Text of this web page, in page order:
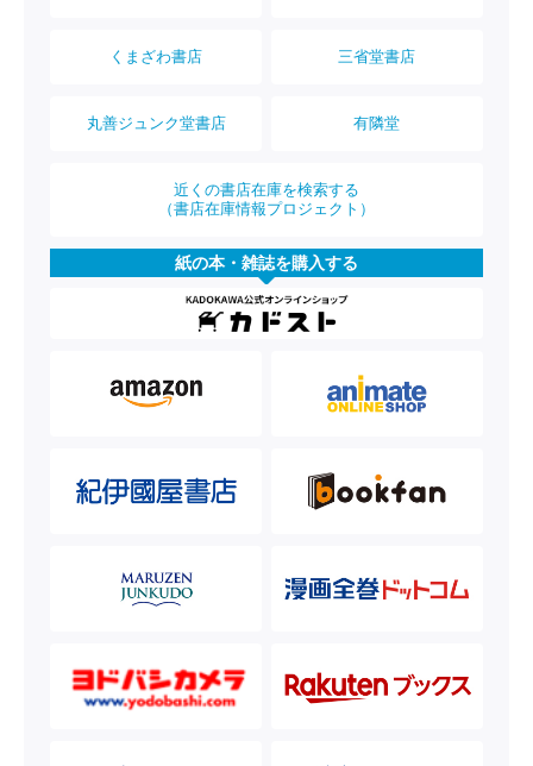
くまざわ書店 三省堂書店
丸善ジュンク堂書店 有隣堂
近くの書店在庫を検索する
（書店在庫情報プロジェクト）
紙の本・雑誌を購入する